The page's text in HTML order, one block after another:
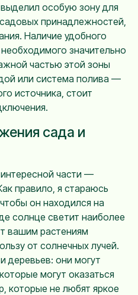
особую зону для
принадлежностей,
Наличие удобного
значительно
частью этой зоны
или система полива —
источника, стоит
сада и
части —
правило, я стараюсь
он находился на
солнце светит наиболее
вашим растениям
от солнечных лучей.
деревьев: они могут
могут оказаться
которые не любят яркое